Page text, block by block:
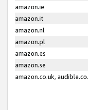
amazon.ie
amazon.it
amazon.nl
amazon.pl
amazon.es
amazon.se
amazon.co.uk,